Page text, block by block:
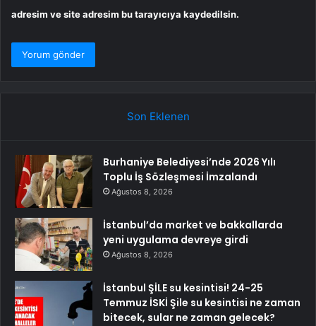
adresim ve site adresim bu tarayıcıya kaydedilsin.
Son Eklenen
Burhaniye Belediyesi’nde 2026 Yılı
Toplu İş Sözleşmesi İmzalandı
Ağustos 8, 2026
İstanbul’da market ve bakkallarda
yeni uygulama devreye girdi
Ağustos 8, 2026
İstanbul ŞİLE su kesintisi! 24-25
Temmuz İSKİ Şile su kesintisi ne zaman
bitecek, sular ne zaman gelecek?